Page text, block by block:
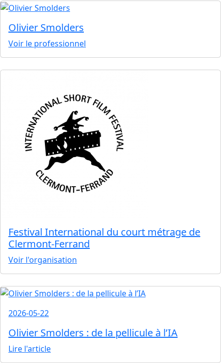
Olivier Smolders
Voir le professionnel
Festival International du court métrage de
Clermont-Ferrand
Voir l'organisation
2026-05-22
Olivier Smolders : de la pellicule à l’IA
Lire l'article